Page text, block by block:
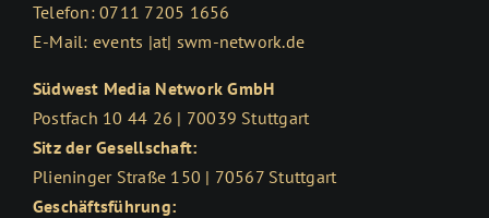
Telefon: 0711 7205 1656
E-Mail: events |at| swm-network.de
Südwest Media Network GmbH
Postfach 10 44 26 | 70039 Stuttgart
Sitz der Gesellschaft:
Plieninger Straße 150 | 70567 Stuttgart
Geschäftsführung: